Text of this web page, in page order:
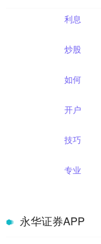
利息
炒股
如何
开户
技巧
专业
永华证券APP